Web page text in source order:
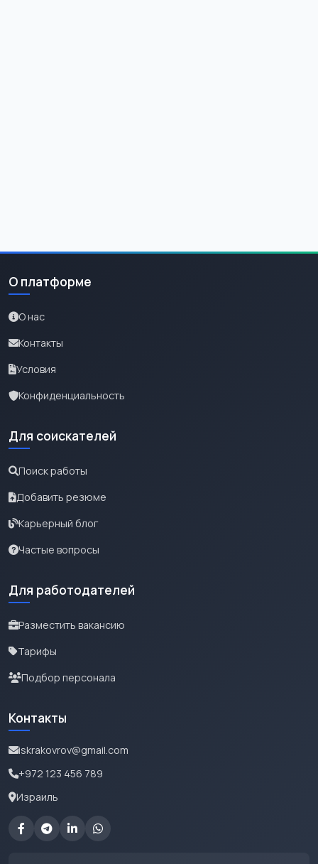
О платформе
О нас
Контакты
Условия
Конфиденциальность
Для соискателей
Поиск работы
Добавить резюме
Карьерный блог
Частые вопросы
Для работодателей
Разместить вакансию
Тарифы
Подбор персонала
Контакты
iskrakovrov@gmail.com
+972 123 456 789
Израиль